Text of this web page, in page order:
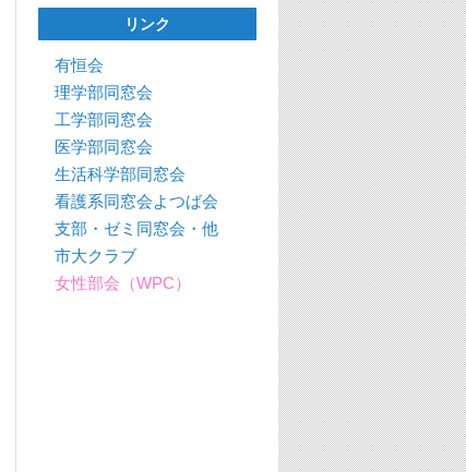
リンク
有恒会
理学部同窓会
工学部同窓会
医学部同窓会
生活科学部同窓会
看護系同窓会よつば会
支部・ゼミ同窓会・他
市大クラブ
女性部会（WPC）